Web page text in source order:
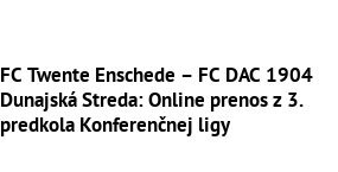
FC Twente Enschede – FC DAC 1904
Dunajská Streda: Online prenos z 3.
predkola Konferenčnej ligy